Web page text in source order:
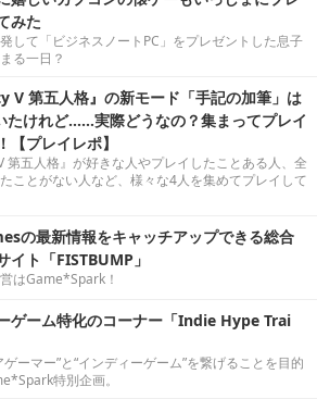
みた
して「ビジネスノートPC」をプレゼントした息子
る一日？
V 第五人格』の新モード「手記の加筆」は
たけれど……実際どうなの？集まってプレイ
【プレイレポ】
第五人格』が好きな人やプレイしたことある人、全
ことがない人など、様々な4人を集めてプレイして
の最新情報をキャッチアップできる総合
イト「FISTBUMP」
はGame*Spark！
ゲーム特化のコーナー「Indie Hype Trai
ゲーマー”と“インディーゲーム”を繋げることを目的
特別企画。